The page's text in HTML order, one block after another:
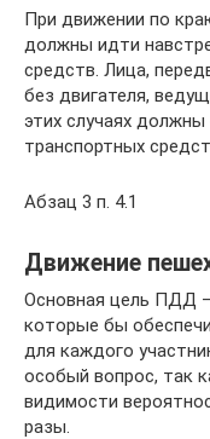
При движении по
должны идти
средств. Лица,
без двигателя,
этих случаях
транспортных
Абзац 3 п. 4.1
Движение
Основная цель ПДД –
которые бы
для каждого
особый вопрос, так
видимости
разы.